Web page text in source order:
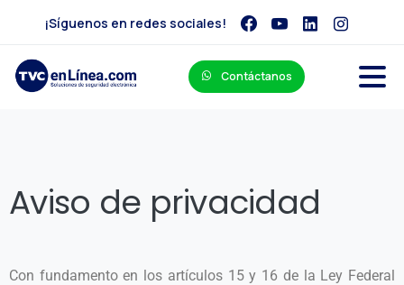
¡Síguenos en redes sociales!
Contáctanos
Aviso de privacidad
Con fundamento en los artículos 15 y 16 de la Ley Federal